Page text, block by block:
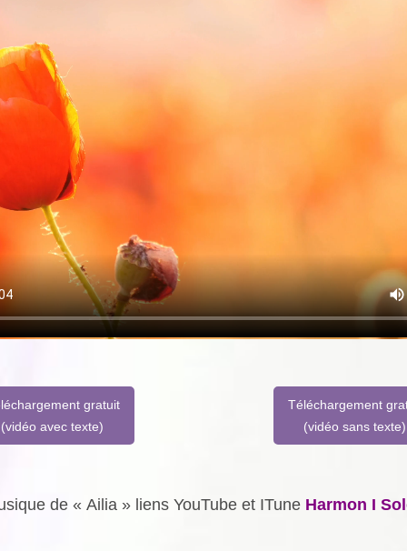
gratuit
(vidéo avec texte)
Téléchargement
(vidéo sans texte)
de « Ailia » liens YouTube et ITune Harmon I